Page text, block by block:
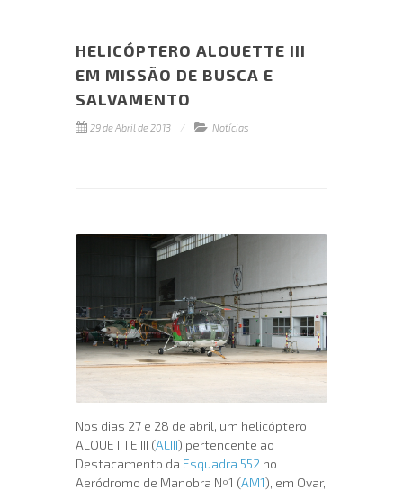
HELICÓPTERO ALOUETTE III
EM MISSÃO DE BUSCA E
SALVAMENTO
29 de Abril de 2013 Notícias
Nos dias 27 e 28 de abril, um helicóptero
ALOUETTE III (ALIII) pertencente ao
Destacamento da Esquadra 552 no
Aeródromo de Manobra Nº1 (AM1), em Ovar,